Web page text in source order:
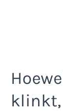
klinkt,